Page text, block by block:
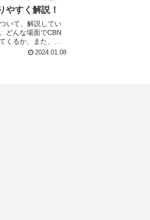
やすく解説！
いて、解説してい
どんな場面でCBN
くるか、また、ど
か実際の使用経験
2024.01.08